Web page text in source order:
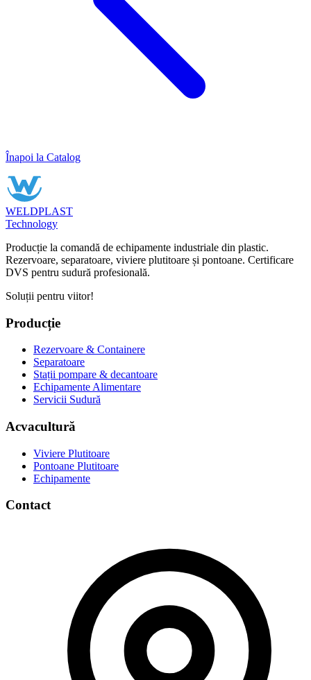
Înapoi la Catalog
WELDPLAST
Technology
Producție la comandă de echipamente industriale din plastic.
Rezervoare, separatoare, viviere plutitoare și pontoane. Certificare
DVS pentru sudură profesională.
Soluții pentru viitor!
Producție
Rezervoare & Containere
Separatoare
Stații pompare & decantoare
Echipamente Alimentare
Servicii Sudură
Acvacultură
Viviere Plutitoare
Pontoane Plutitoare
Echipamente
Contact